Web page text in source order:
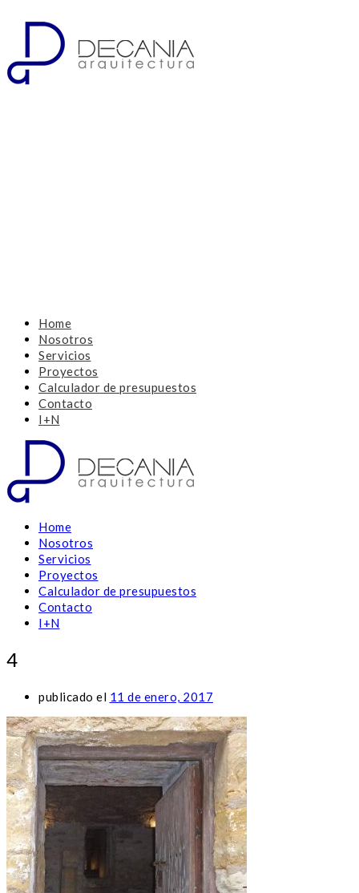
Home
Nosotros
Servicios
Proyectos
Calculador de presupuestos
Contacto
I+N
Home
Nosotros
Servicios
Proyectos
Calculador de presupuestos
Contacto
I+N
4
publicado el 11 de enero, 2017